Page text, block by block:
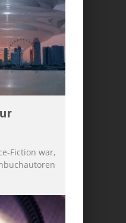
Fiction war,